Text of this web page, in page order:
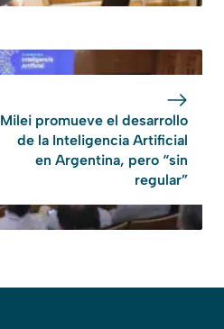
Milei promueve el desarrollo
de la Inteligencia Artificial
en Argentina, pero “sin
regular”